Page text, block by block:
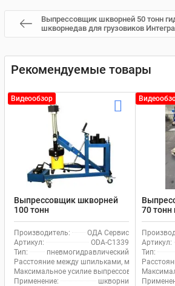
Выпрессовщик шкворней 50 тонн
шкворнедав для грузовиков
Рекомендуемые товары
Видеообзор
Выпрессовщик шкворней
100 тонн
пневмогидравлический
шкворнедав для
грузовиков на тележке ОДА
Сервис ODA-C1339, с
педалью
Производитель:
ОДА Сервис
Артикул:
ODA-C1339
Тип:
пневмогидравлический
Расстояние между шпильками, мм:
260
Максимальное усилие выпрессовщика, т: 100
Применение:
шкворни
70 тонн
ВШ70-
насосом
Артикул:
Тип: